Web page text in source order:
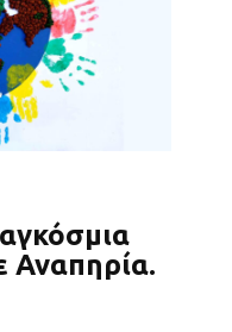
Αναπηρία.